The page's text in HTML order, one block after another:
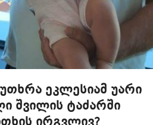
ეკლესიამ უარი
შვილის ტაძარში
ირგვლივ?